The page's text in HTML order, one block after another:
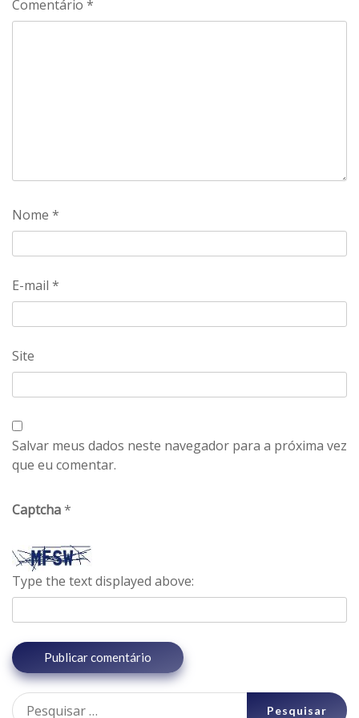
Comentário *
Nome *
E-mail *
Site
Salvar meus dados neste navegador para a próxima vez
que eu comentar.
Captcha*
Type the text displayed above:
Pesquisar